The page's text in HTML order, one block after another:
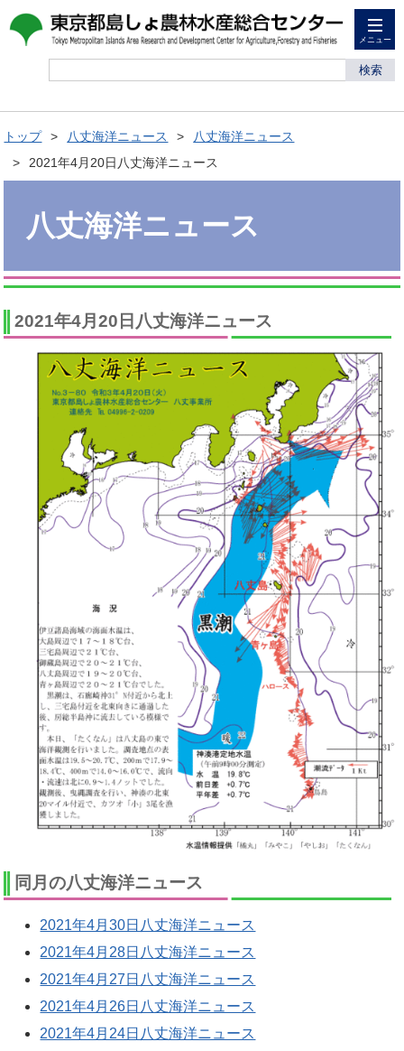
メニュー
検索
トップ 八丈海洋ニュース
八丈海洋ニュース
2021年4月20日八丈海洋ニュース
八丈海洋ニュース
2021年4月20日八丈海洋ニュース
同月の八丈海洋ニュース
2021年4月30日八丈海洋ニュース
2021年4月28日八丈海洋ニュース
2021年4月27日八丈海洋ニュース
2021年4月26日八丈海洋ニュース
2021年4月24日八丈海洋ニュース